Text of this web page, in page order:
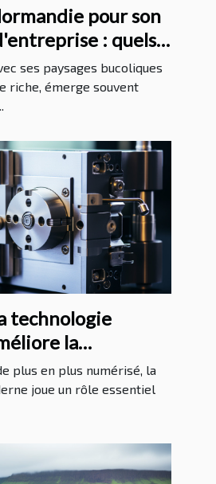
pour son
: quels
ses paysages bucoliques
riche, émerge souvent
technologie
la
plus en plus numérisé, la
joue un rôle essentiel